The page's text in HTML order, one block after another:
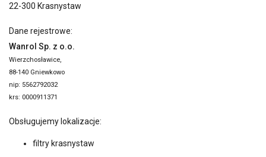
22-300 Krasnystaw
Dane rejestrowe:
Wanrol Sp. z o.o.
Wierzchosławice,
88-140 Gniewkowo
nip: 5562792032
krs: 0000911371
Obsługujemy lokalizacje:
filtry krasnystaw